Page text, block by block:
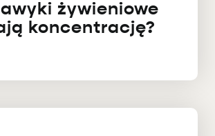
żywieniowe
koncentrację?